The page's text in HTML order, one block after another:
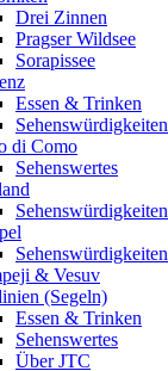
Drei Zinnen
Pragser Wildsee
Sorapissee
Essen & Trinken
Sehenswürdigkeiten
di Como
Sehenswertes
Sehenswürdigkeiten
Sehenswürdigkeiten
& Vesuv
(Segeln)
Essen & Trinken
Sehenswertes
Über JTC